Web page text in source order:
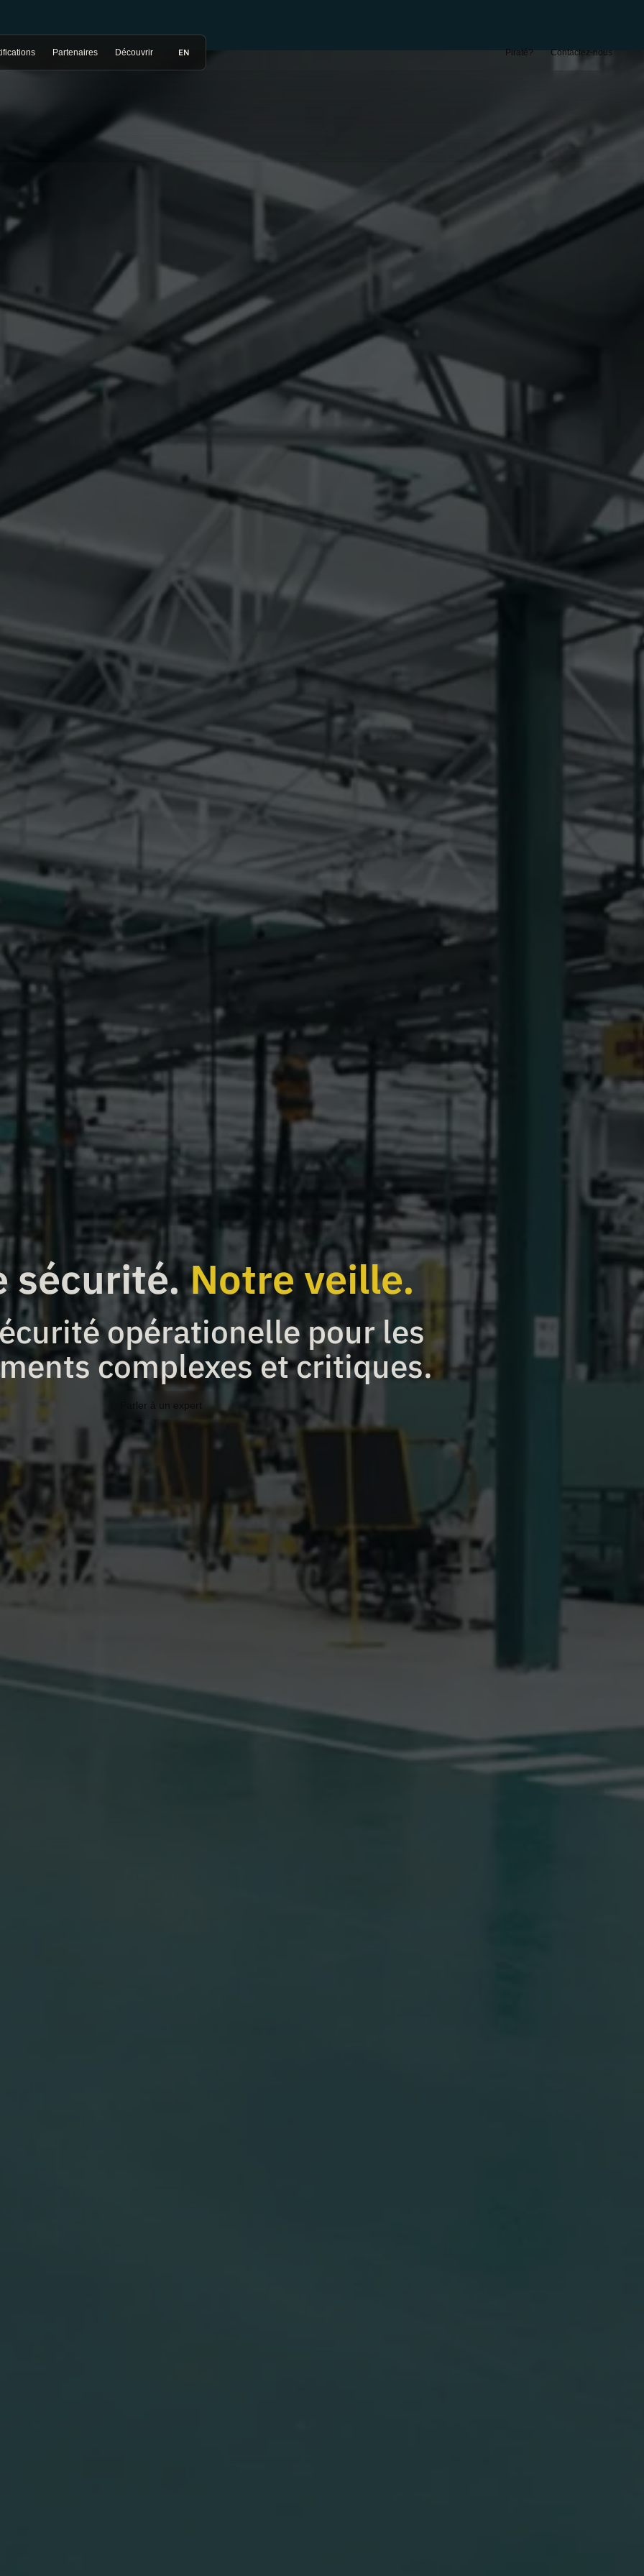
Partenaires Découvrir EN Piraté? Contactez-nous
sécurité.Notre veille.
opérationelle pour les
complexes et critiques.
Parler à un expert